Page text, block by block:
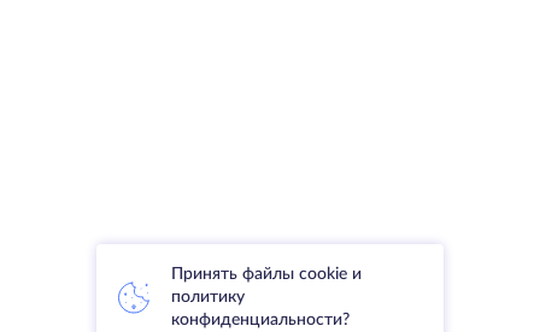
Принять файлы cookie и
политику
конфиденциальности?